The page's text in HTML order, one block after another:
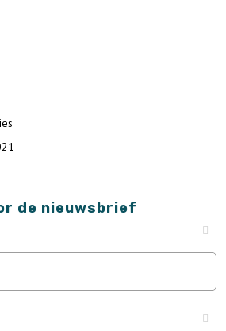
de nieuwsbrief